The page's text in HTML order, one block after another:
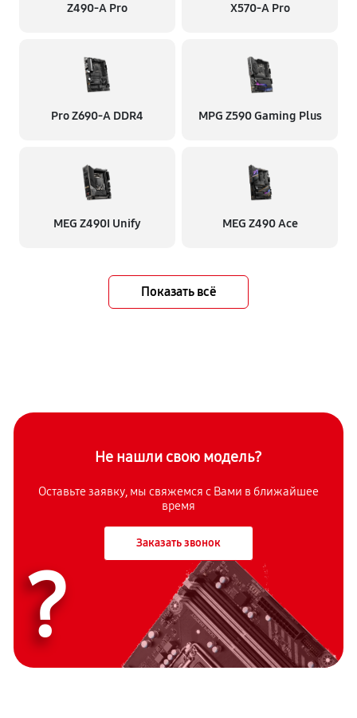
Z490-A Pro X570-A Pro
Pro Z690-A DDR4 MPG Z590 Gaming Plus
MEG Z490I Unify MEG Z490 Ace
Показать всё
Не нашли свою модель?
Оставьте заявку, мы свяжемся с Вами в ближайшее
время
Заказать звонок
?